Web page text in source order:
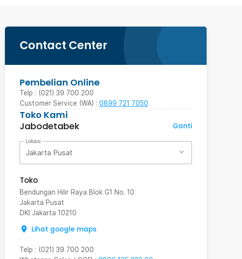
Contact Center
Pembelian Online
Telp : (021) 39 700 200
Customer Service (WA) : 0899 721 7050
Toko Kami
Jabodetabek
Ganti
Lokasi
Jakarta Pusat
Toko
Bendungan Hilir Raya Blok G1 No. 10
Jakarta Pusat
DKI Jakarta 10210
Lihat google maps
Telp : (021) 39 700 200